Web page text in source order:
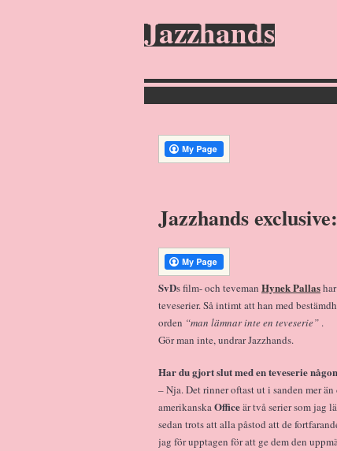
Jazzhands
Jazzhands
SvDs film- och teveman Hynek Pallas
teveserier. Så intimt att han med
orden “man lämnar inte en teveserie” .
Gör man inte, undrar Jazzhands.
Har du gjort slut med en teveserie
– Nja. Det rinner oftast ut i sanden mer
amerikanskaOfficeär två serier som jag
sedan trots att alla påstod att de
jag för upptagen för att ge dem den